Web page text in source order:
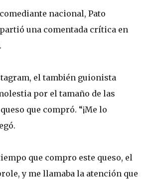
nacional, Pato
una comentada crítica en
el también guionista
por el tamaño de las
que compró. “¡Me lo
que compro este queso, el
y me llamaba la atención que